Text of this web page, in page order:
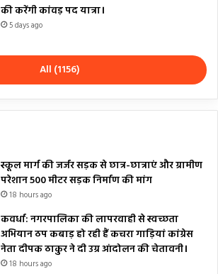
की करेंगी कांवड़ पद यात्रा।
5 days ago
All (1156)
स्कूल मार्ग की जर्जर सड़क से छात्र-छात्राएं और ग्रामीण
परेशान 500 मीटर सड़क निर्माण की मांग
18 hours ago
कवर्धा: नगरपालिका की लापरवाही से स्वच्छता
अभियान ठप कबाड़ हो रही हैं कचरा गाड़ियां कांग्रेस
नेता दीपक ठाकुर ने दी उग्र आंदोलन की चेतावनी।
18 hours ago